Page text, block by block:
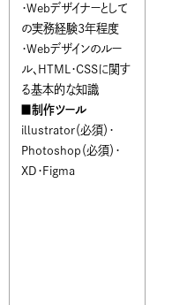
・Webデザイナーとして
の実務経験3年程度
・Webデザインのルー
ル、HTML・CSSに関す
る基本的な知識
■制作ツール
illustrator（必須）・
Photoshop（必須）・
XD・Figma